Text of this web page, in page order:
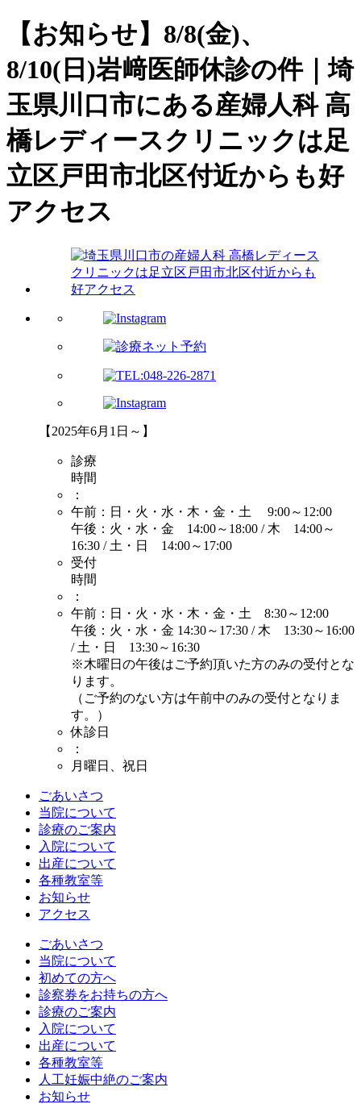
【お知らせ】8/8(金)、
8/10(日)岩﨑医師休診の件｜埼
玉県川口市にある産婦人科 高
橋レディースクリニックは足
立区戸田市北区付近からも好
アクセス
【2025年6月1日～】
診療
時間
：
午前：日・火・水・木・金・土 9:00～12:00
午後：火・水・金 14:00～18:00 / 木 14:00～
16:30 / 土・日 14:00～17:00
受付
時間
：
午前：日・火・水・木・金・土 8:30～12:00
午後：火・水・金 14:30～17:30 / 木 13:30～16:00
/ 土・日 13:30～16:30
※木曜日の午後はご予約頂いた方のみの受付とな
ります。
（ご予約のない方は午前中のみの受付となりま
す。）
休診日
：
月曜日、祝日
ごあいさつ
当院について
診療のご案内
入院について
出産について
各種教室等
お知らせ
アクセス
ごあいさつ
当院について
初めての方へ
診察券をお持ちの方へ
診療のご案内
入院について
出産について
各種教室等
人工妊娠中絶のご案内
お知らせ